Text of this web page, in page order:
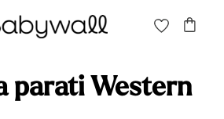
parati Western